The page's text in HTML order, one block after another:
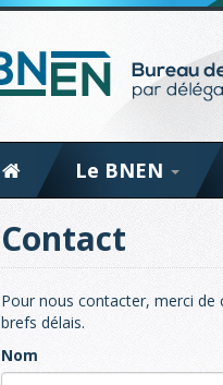
Le BNEN
Contact
Pour nous contacter, merci
brefs délais.
Nom